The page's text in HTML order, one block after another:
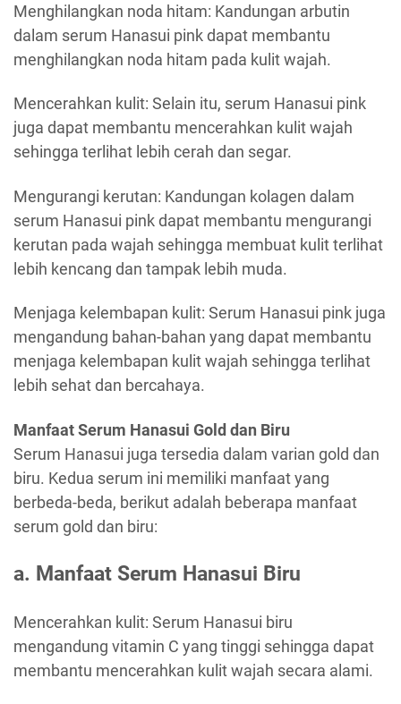
Menghilangkan noda hitam: Kandungan arbutin
dalam serum Hanasui pink dapat membantu
menghilangkan noda hitam pada kulit wajah.
Mencerahkan kulit: Selain itu, serum Hanasui pink
juga dapat membantu mencerahkan kulit wajah
sehingga terlihat lebih cerah dan segar.
Mengurangi kerutan: Kandungan kolagen dalam
serum Hanasui pink dapat membantu mengurangi
kerutan pada wajah sehingga membuat kulit terlihat
lebih kencang dan tampak lebih muda.
Menjaga kelembapan kulit: Serum Hanasui pink juga
mengandung bahan-bahan yang dapat membantu
menjaga kelembapan kulit wajah sehingga terlihat
lebih sehat dan bercahaya.
Manfaat Serum Hanasui Gold dan Biru
Serum Hanasui juga tersedia dalam varian gold dan
biru. Kedua serum ini memiliki manfaat yang
berbeda-beda, berikut adalah beberapa manfaat
serum gold dan biru:
a. Manfaat Serum Hanasui Biru
Mencerahkan kulit: Serum Hanasui biru
mengandung vitamin C yang tinggi sehingga dapat
membantu mencerahkan kulit wajah secara alami.